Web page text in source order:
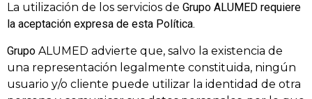
La utilización de los servicios de Grupo ALUMED requiere
la aceptación expresa de esta Política.
Grupo ALUMED advierte que, salvo la existencia de
una representación legalmente constituida, ningún
usuario y/o cliente puede utilizar la identidad de otra